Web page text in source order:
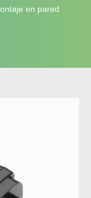
en pared